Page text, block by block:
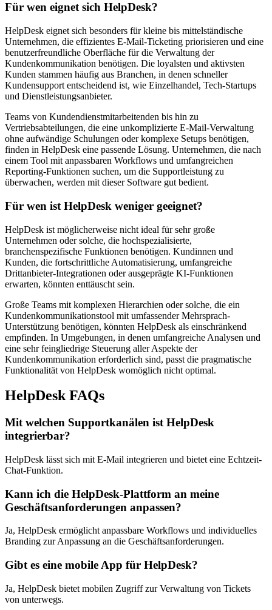
Für wen eignet sich HelpDesk?
HelpDesk eignet sich besonders für kleine bis mittelständische
Unternehmen, die effizientes E-Mail-Ticketing priorisieren und eine
benutzerfreundliche Oberfläche für die Verwaltung der
Kundenkommunikation benötigen. Die loyalsten und aktivsten
Kunden stammen häufig aus Branchen, in denen schneller
Kundensupport entscheidend ist, wie Einzelhandel, Tech-Startups
und Dienstleistungsanbieter.
Teams von Kundendienstmitarbeitenden bis hin zu
Vertriebsabteilungen, die eine unkomplizierte E-Mail-Verwaltung
ohne aufwändige Schulungen oder komplexe Setups benötigen,
finden in HelpDesk eine passende Lösung. Unternehmen, die nach
einem Tool mit anpassbaren Workflows und umfangreichen
Reporting-Funktionen suchen, um die Supportleistung zu
überwachen, werden mit dieser Software gut bedient.
Für wen ist HelpDesk weniger geeignet?
HelpDesk ist möglicherweise nicht ideal für sehr große
Unternehmen oder solche, die hochspezialisierte,
branchenspezifische Funktionen benötigen. Kundinnen und
Kunden, die fortschrittliche Automatisierung, umfangreiche
Drittanbieter-Integrationen oder ausgeprägte KI-Funktionen
erwarten, könnten enttäuscht sein.
Große Teams mit komplexen Hierarchien oder solche, die ein
Kundenkommunikationstool mit umfassender Mehrsprach-
Unterstützung benötigen, könnten HelpDesk als einschränkend
empfinden. In Umgebungen, in denen umfangreiche Analysen und
eine sehr feingliedrige Steuerung aller Aspekte der
Kundenkommunikation erforderlich sind, passt die pragmatische
Funktionalität von HelpDesk womöglich nicht optimal.
HelpDesk FAQs
Mit welchen Supportkanälen ist HelpDesk
integrierbar?
HelpDesk lässt sich mit E-Mail integrieren und bietet eine Echtzeit-
Chat-Funktion.
Kann ich die HelpDesk-Plattform an meine
Geschäftsanforderungen anpassen?
Ja, HelpDesk ermöglicht anpassbare Workflows und individuelles
Branding zur Anpassung an die Geschäftsanforderungen.
Gibt es eine mobile App für HelpDesk?
Ja, HelpDesk bietet mobilen Zugriff zur Verwaltung von Tickets
von unterwegs.